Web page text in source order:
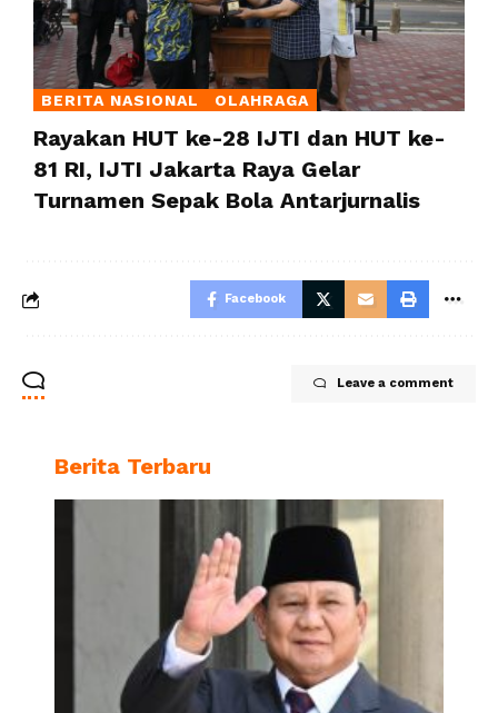
BERITA NASIONAL OLAHRAGA
Rayakan HUT ke-28 IJTI dan HUT ke-
81 RI, IJTI Jakarta Raya Gelar
Turnamen Sepak Bola Antarjurnalis
Facebook
Leave a comment
Berita Terbaru